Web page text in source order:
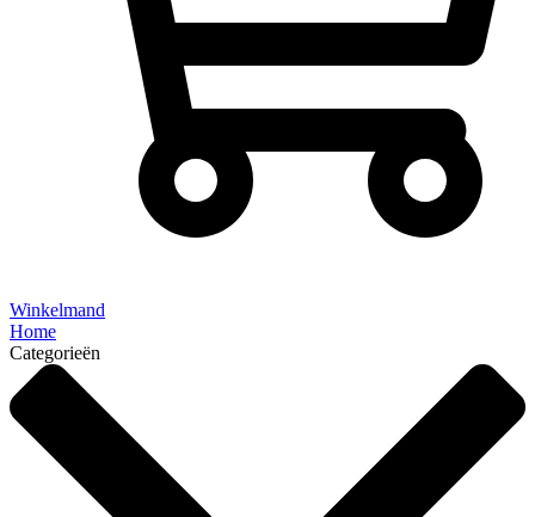
Winkelmand
Home
Categorieën